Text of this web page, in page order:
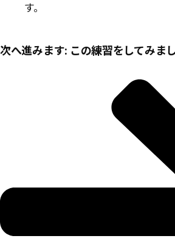
す。
次へ進みます: この練習をしてみま